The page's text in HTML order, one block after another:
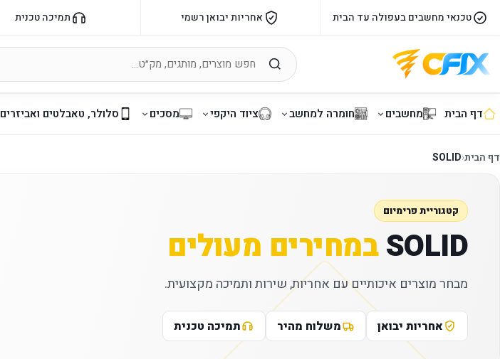
טכנאי מחשבים בעפולה עד הבית אחריות יבואן רשמי תמיכה טכנית
דף הבית מחשבים חומרה למחשב ציוד היקפי מסכים סלולר, טאבלטים ואביזרים
דף הבית‹
SOLID
קטגוריית פרימיום
SOLIDבמחירים מעולים
מבחר מוצרים איכותיים עם אחריות, שירות ותמיכה מקצועית.
אחריות יבואן משלוח מהיר תמיכה טכנית